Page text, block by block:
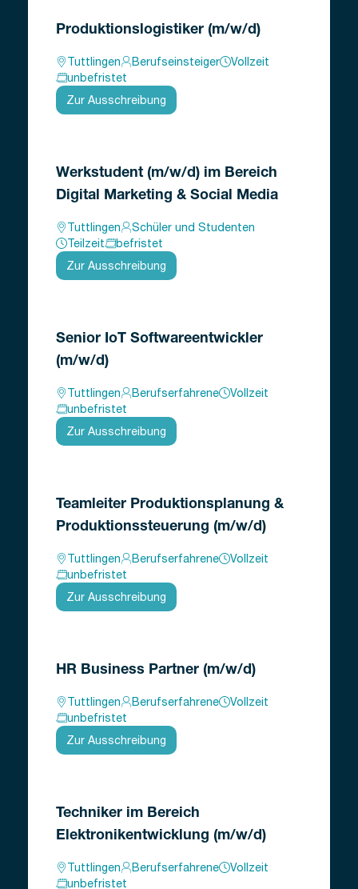
Produktionslogistiker (m/w/d)
Tuttlingen Berufseinsteiger
Vollzeit
unbefristet
Zur Ausschreibung
Werkstudent (m/w/d) im Bereich
Digital Marketing & Social Media
Tuttlingen
Schüler und Studenten
Teilzeit
befristet
Zur Ausschreibung
Senior IoT Softwareentwickler
(m/w/d)
Tuttlingen Berufserfahrene
Vollzeit
unbefristet
Zur Ausschreibung
Teamleiter Produktionsplanung &
Produktionssteuerung (m/w/d)
Tuttlingen Berufserfahrene
Vollzeit
unbefristet
Zur Ausschreibung
HR Business Partner (m/w/d)
Tuttlingen Berufserfahrene
Vollzeit
unbefristet
Zur Ausschreibung
Techniker im Bereich
Elektronikentwicklung (m/w/d)
Tuttlingen Berufserfahrene
Vollzeit
unbefristet